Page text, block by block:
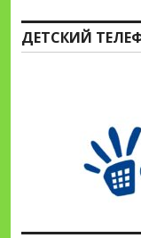
ДЕТСКИЙ